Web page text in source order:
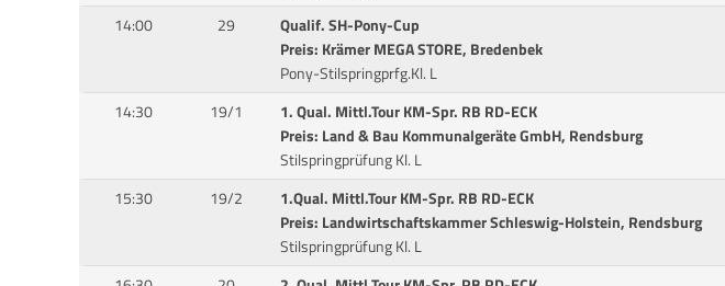
14:00 29
Qualif. SH-Pony-Cup
Preis: Krämer MEGA STORE, Bredenbek
Pony-Stilspringprfg.Kl. L
14:30 19/1
1. Qual. Mittl.Tour KM-Spr. RB RD-ECK
Preis: Land & Bau Kommunalgeräte GmbH, Rendsburg
Stilspringprüfung Kl. L
15:30 19/2
1.Qual. Mittl.Tour KM-Spr. RB RD-ECK
Preis: Landwirtschaftskammer Schleswig-Holstein, Rendsburg
Stilspringprüfung Kl. L